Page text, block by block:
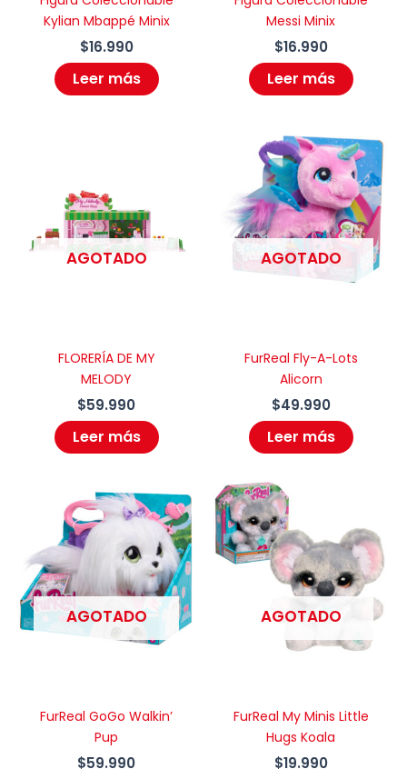
Kylian Mbappé Minix
$16.990
Leer más
Messi Minix
$16.990
Leer más
AGOTADO
FLORERÍA DE MY
MELODY
$59.990
Leer más
AGOTADO
FurReal Fly-A-Lots
Alicorn
$49.990
Leer más
AGOTADO
FurReal GoGo Walkin’
Pup
$59.990
AGOTADO
FurReal My Minis Little
Hugs Koala
$19.990